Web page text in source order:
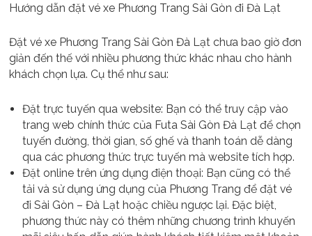
Hướng dẫn đặt vé xe Phương Trang Sài Gòn đi Đà Lạt
Đặt vé xe Phương Trang Sài Gòn Đà Lạt chưa bao giờ đơn
giản đến thế với nhiều phương thức khác nhau cho hành
khách chọn lựa. Cụ thể như sau:
Đặt trực tuyến qua website: Bạn có thể truy cập vào
trang web chính thức của Futa Sài Gòn Đà Lạt để chọn
tuyến đường, thời gian, số ghế và thanh toán dễ dàng
qua các phương thức trực tuyến mà website tích hợp.
Đặt online trên ứng dụng điện thoại: Bạn cũng có thể
tải và sử dụng ứng dụng của Phương Trang để đặt vé
đi Sài Gòn – Đà Lạt hoặc chiều ngược lại. Đặc biệt,
phương thức này có thêm những chương trình khuyến